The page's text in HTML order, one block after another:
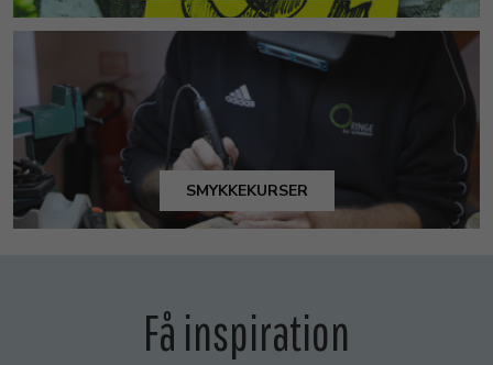
SMYKKEKURSER
Få inspiration